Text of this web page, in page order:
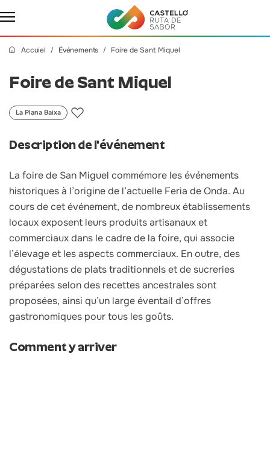
Accuiel Événements Foire de Sant Miquel
Foire de Sant Miquel
La Plana Baixa
Description de l'événement
La foire de San Miguel commémore les événements
historiques à l’origine de l’actuelle Feria de Onda. Au
cours de cet événement, de nombreux établissements
locaux exposent leurs produits artisanaux et
commerciaux dans le cadre de la foire, qui associe
l’élevage et les aspects commerciaux. En outre, des
dégustations de plats traditionnels et de sucreries
préparées selon des recettes ancestrales sont
proposées, ainsi qu’un large éventail d’offres
gastronomiques pour tous les goûts.
Comment y arriver